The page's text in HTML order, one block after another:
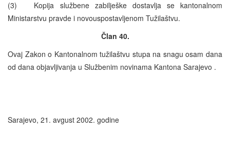
(3) Kopija službene zabilješke dostavlja se kantonalnom
Ministarstvu pravde i novouspostavljenom Tužilaštvu.
Član 40.
Ovaj Zakon o Kantonalnom tužilaštvu stupa na snagu osam dana
od dana objavljivanja u Službenim novinama Kantona Sarajevo .
Sarajevo, 21. avgust 2002. godine